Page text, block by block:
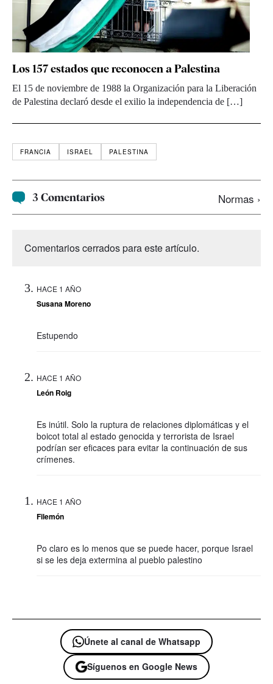
Los 157 estados que reconocen a Palestina
El 15 de noviembre de 1988 la Organización para la Liberación
de Palestina declaró desde el exilio la independencia de […]
FRANCIA ISRAEL PALESTINA
3 Comentarios Normas ›
Comentarios cerrados para este artículo.
HACE 1 AÑO
Susana Moreno
Estupendo
HACE 1 AÑO
León Roig
Es inútil. Solo la ruptura de relaciones diplomáticas y el
boicot total al estado genocida y terrorista de Israel
podrían ser eficaces para evitar la continuación de sus
crímenes.
HACE 1 AÑO
Filemón
Po claro es lo menos que se puede hacer, porque Israel
si se les deja extermina al pueblo palestino
Únete al canal de Whatsapp
Síguenos en Google News